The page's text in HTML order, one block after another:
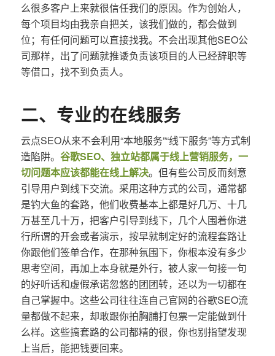
么很多客户上来就很信任我们的原因。作为创始人，
每个项目均由我亲自把关，该我们做的，都会做到
位；有任何问题可以直接找我。不会出现其他SEO公
司那样，出了问题就推诿负责该项目的人已经辞职等
等借口，找不到负责人。
二、专业的在线服务
云点SEO从来不会利用“本地服务”“线下服务”等方式制
造陷阱。 谷歌SEO、独立站都属于线上营销服务，一
切问题本应该都能在线上解决。但有些公司反而刻意
引导用户到线下交流。采用这种方式的公司，通常都
是钓大鱼的套路，他们收费基本上都是好几万、十几
万甚至几十万，把客户引导到线下，几个人围着你进
行所谓的开会或者演示，按早就制定好的流程套路让
你跟他们签单合作，在那种氛围下，你根本没有多少
思考空间，再加上本身就是外行，被人家一句接一句
的好听话和虚假承诺忽悠的团团转，还以为一切都在
自己掌握中。这些公司往往连自己官网的谷歌SEO流
量都做不起来，却敢跟你拍胸脯打包票一定能做到什
么样。这些搞套路的公司都精的很，你也别指望发现
上当后，能把钱要回来。